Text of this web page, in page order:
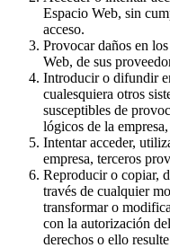
Espacio Web, sin
acceso.
Provocar daños en
Web, de sus
Introducir o difundir
cualesquiera otros
susceptibles de
lógicos de la
Intentar acceder,
empresa, terceros
Reproducir o copiar,
través de cualquier
transformar o
con la autorización
derechos o ello